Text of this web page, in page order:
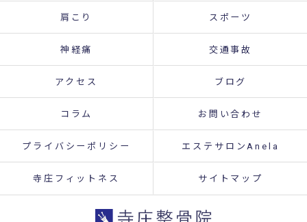
肩こり スポーツ
神経痛 交通事故
アクセス ブログ
コラム お問い合わせ
プライバシーポリシー エステサロンAnela
寺庄フィットネス サイトマップ